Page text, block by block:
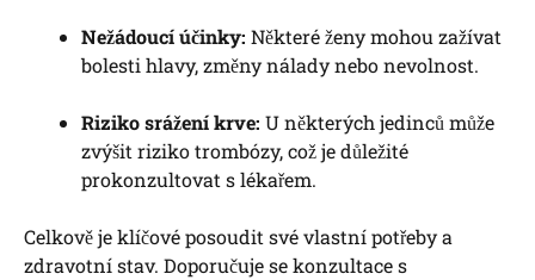
Nežádoucí účinky: Některé ženy mohou zažívat
bolesti hlavy, změny nálady nebo nevolnost.
Riziko srážení krve: U některých jedinců může
zvýšit riziko trombózy, což je důležité
prokonzultovat s lékařem.
Celkově je klíčové posoudit své vlastní potřeby a
zdravotní stav. Doporučuje se konzultace s